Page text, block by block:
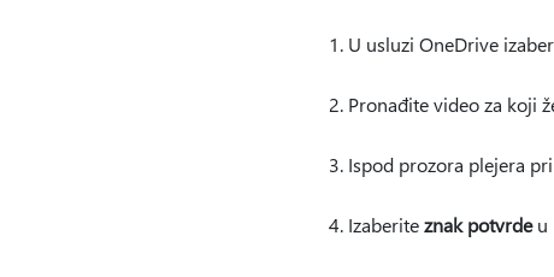
U usluzi OneDrive
Pronađite video za koji
Ispod prozora plejera
Izaberiteznak potvrdeu